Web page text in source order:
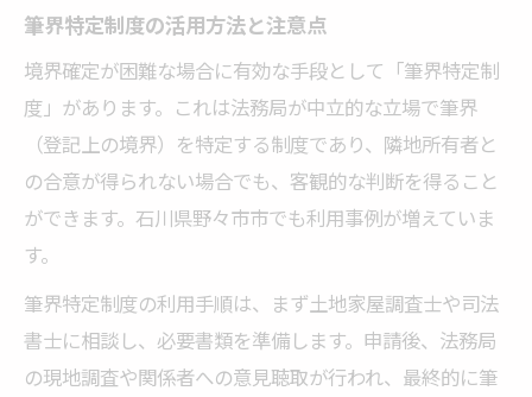
筆界特定制度の活用方法と注意点
境界確定が困難な場合に有効な手段として「筆界特定制
度」があります。これは法務局が中立的な立場で筆界
（登記上の境界）を特定する制度であり、隣地所有者と
の合意が得られない場合でも、客観的な判断を得ること
ができます。石川県野々市市でも利用事例が増えていま
す。
筆界特定制度の利用手順は、まず土地家屋調査士や司法
書士に相談し、必要書類を準備します。申請後、法務局
の現地調査や関係者への意見聴取が行われ、最終的に筆